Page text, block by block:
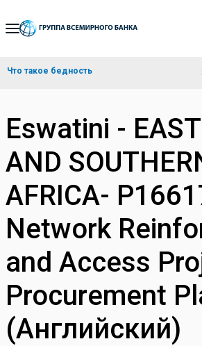
Skip
Navigation
Что такое бедность
Eswatini -
AND
AFRICA-
Network
and Access
Procurement
(Английский)